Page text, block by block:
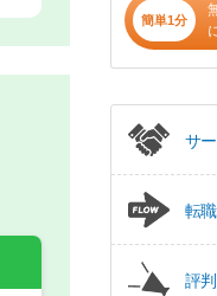
簡単1分
サ
転
評